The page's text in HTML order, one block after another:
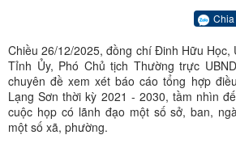
Chiều 26/12/2025, đồng chí Đinh Hữu Học,
Tỉnh Ủy, Phó Chủ tịch Thường trực
chuyên đề xem xét báo cáo tổng hợp
Lạng Sơn thời kỳ 2021 - 2030, tầm nhìn
cuộc họp có lãnh đạo một số sở, ban,
một số xã, phường.